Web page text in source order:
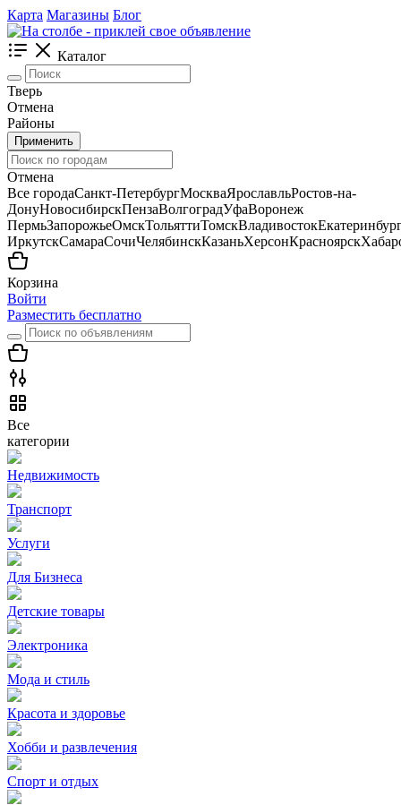
Карта Магазины Блог
Каталог
Тверь
Отмена
Районы
Применить
Отмена
Все городаСанкт-ПетербургМоскваЯрославльРостов-на-
ДонуНовосибирскПензаВолгоградУфаВоронеж
ПермьЗапорожьеОмскТольяттиТомскВладивосток
ИркутскСамараСочиЧелябинскКазаньХерсонКрасноярск
Корзина
Войти
Разместить бесплатно
Все
категории
Недвижимость
Транспорт
Услуги
Для Бизнеса
Детские товары
Электроника
Мода и стиль
Красота и здоровье
Хобби и развлечения
Спорт и отдых